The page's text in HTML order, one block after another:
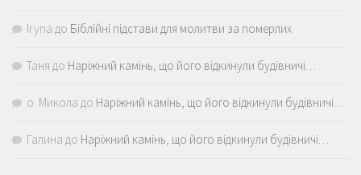
Iryna до Біблійні підстави для молитви за померлих
Таня до Наріжний камінь, що його відкинули будівничі…
о. Микола до Наріжний камінь, що його відкинули будівничі…
Галина до Наріжний камінь, що його відкинули будівничі…